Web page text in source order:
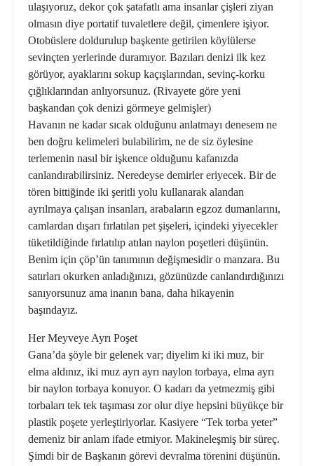
ulaşıyoruz, dekor çok şatafatlı ama insanlar çişleri ziyan
olmasın diye portatif tuvaletlere değil, çimenlere işiyor.
Otobüslere doldurulup baş­kente getirilen köylülerse
sevinçten yerlerinde duramıyor. Bazıları deni­zi ilk kez
görüyor, ayaklarını sokup kaçışlarından, sevinç-korku
çığlıkla­rından anlıyorsunuz. (Rivayete göre yeni
başkandan çok denizi görmeye gelmişler)
Havanın ne kadar sıcak olduğunu anlatmayı denesem ne
ben doğru kelimeleri bulabilirim, ne de siz öy­lesine
terlemenin nasıl bir işkence olduğunu kafanızda
canlandırabilir­siniz. Neredeyse demirler eriyecek. Bir de
tören bittiğinde iki şeritli yolu kullanarak alandan
ayrılmaya çalışan insanları, arabaların egzoz dumanlarını,
camlardan dışarı fırla­tılan pet şişeleri, içindeki yiyecekler
tüketildiğinde fırlatılıp atılan nay­lon poşetleri düşünün.
Benim için çöp’ün tanımının değişmesidir o manzara. Bu
satırları okurken an­ladığınızı, gözünüzde canlandırdığı­nızı
sanıyorsunuz ama inanın bana, daha hikayenin
başındayız.
Her Meyveye Ayrı Poşet
Gana’da şöyle bir gelenek var; diye­lim ki iki muz, bir
elma aldınız, iki muz ayrı ayrı naylon torbaya, elma ayrı
bir naylon torbaya konuyor. O kadarı da yetmezmiş gibi
torba­ları tek tek taşıması zor olur diye hepsini büyükçe bir
plastik poşete yerleştiriyorlar. Kasiyere “Tek torba yeter”
demeniz bir anlam ifade etmi­yor. Makineleşmiş bir süreç.
Şimdi bir de Başkanın görevi dev­ralma törenini düşünün.